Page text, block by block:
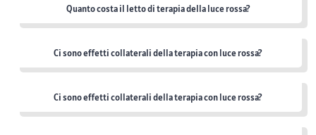
Quanto costa il letto di terapia della luce rossa?
Ci sono effetti collaterali della terapia con luce rossa?
Ci sono effetti collaterali della terapia con luce rossa?